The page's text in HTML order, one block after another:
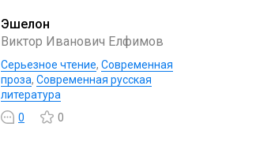
Эшелон
Виктор Иванович Елфимов
Серьезное чтение, Современная
проза, Современная русская
литература
0
0